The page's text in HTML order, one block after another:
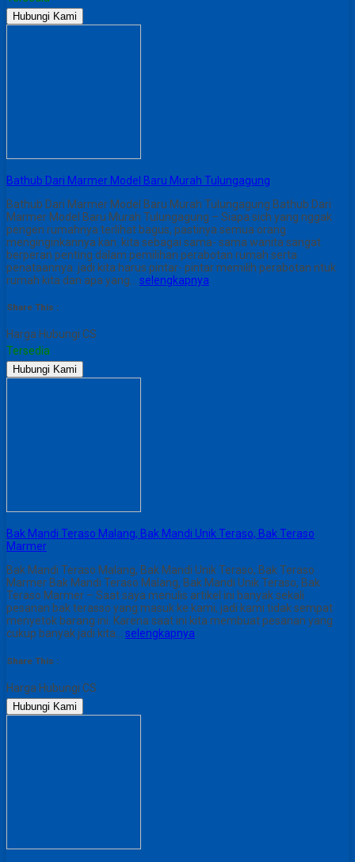
Hubungi Kami
Bathub Dari Marmer Model Baru Murah Tulungagung
Bathub Dari Marmer Model Baru Murah Tulungagung Bathub Dari
Marmer Model Baru Murah Tulungagung – Siapa sich yang nggak
pengen rumahnya terlihat bagus, pastinya semua orang
menginginkannya kan. kita sebagai sama- sama wanita sangat
berperan penting dalam pemilihan perabotan rumah serta
penataannya. jadi kita harus pintar- pintar memilih perabotan ntuk
rumah kita dan apa yang… selengkapnya
Share This :
Harga Hubungi CS
Tersedia
Hubungi Kami
Bak Mandi Teraso Malang, Bak Mandi Unik Teraso, Bak Teraso
Marmer
Bak Mandi Teraso Malang, Bak Mandi Unik Teraso, Bak Teraso
Marmer Bak Mandi Teraso Malang, Bak Mandi Unik Teraso, Bak
Teraso Marmer – Saat saya menulis artikel ini banyak sekali
pesanan bak terasso yang masuk ke kami, jadi kami tidak sempat
menyetok barang ini. Karena saat ini kita membuat pesanan yang
cukup banyak jadi kita… selengkapnya
Share This :
Harga Hubungi CS
Hubungi Kami